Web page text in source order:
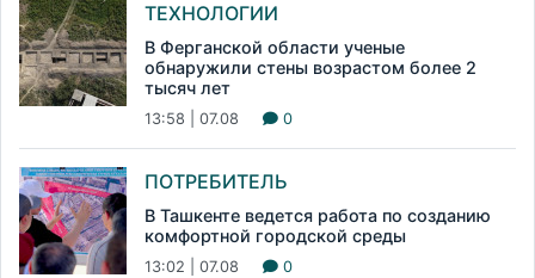
ТЕХНОЛОГИИ
В Ферганской области ученые
обнаружили стены возрастом более 2
тысяч лет
13:58 | 07.08 0
ПОТРЕБИТЕЛЬ
В Ташкенте ведется работа по созданию
комфортной городской среды
13:02 | 07.08 0